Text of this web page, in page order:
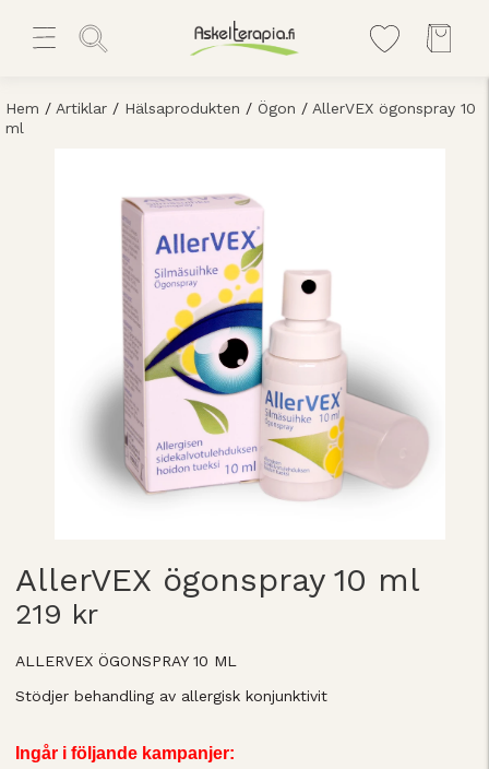
Hem / Artiklar / Hälsaprodukten / Ögon / AllerVEX ögonspray 10
ml
AllerVEX ögonspray 10 ml
219 kr
ALLERVEX ÖGONSPRAY 10 ML
Stödjer behandling av allergisk konjunktivit
Ingår i följande kampanjer: